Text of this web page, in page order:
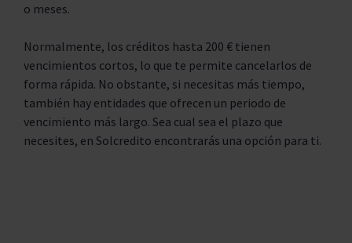
o meses.
Normalmente, los créditos hasta 200 € tienen
vencimientos cortos, lo que te permite cancelarlos de
forma rápida. No obstante, si necesitas más tiempo,
también hay entidades que ofrecen un periodo de
vencimiento más largo. Sea cual sea el plazo que
necesites, en Solcredito encontrarás una opción para ti.